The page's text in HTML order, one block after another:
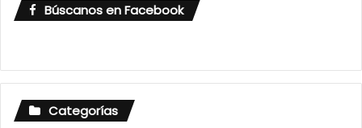
Búscanos en Facebook
Categorías